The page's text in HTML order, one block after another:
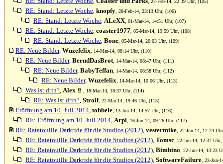
, 27-Feb-14, 22:39 Uhr, (105)
RE: Stand: Letzte Woche, knopfy , 28-Feb-14, 23:13 Uhr, (106)
RE: Stand: Letzte Woche, ALeXX , 01-Mar-14, 14:51 Uhr, (107)
RE: Stand: Letzte Woche, coaster1977 , 05-Mar-14, 19:59 Uhr, (108)
RE: Stand: Letzte Woche, Bone , 05-Mar-14, 20:03 Uhr, (109)
RE: Neue Bilder, Wuzefelix , 14-Mar-14, 08:14 Uhr, (110)
RE: Neue Bilder, BerndDasBrot , 14-Mar-14, 08:47 Uhr, (111)
RE: Neue Bilder, BabyTeffan , 14-Mar-14, 08:58 Uhr, (112)
RE: Neue Bilder, Wuzefelix , 14-Mar-14, 10:06 Uhr, (113)
Was ist drin?, Alex , 18-Mar-14, 18:37 Uhr, (114)
RE: Was ist drin?, Stroif, 22-Mar-14, 19:46 Uhr, (115)
Eröffnung am 10. Juli 2014, tobbele , 13-Jun-14, 14:57 Uhr, (116)
RE: Eröffnung am 10. Juli 2014, Arpi , 16-Jun-14, 09:26 Uhr, (117)
RE: Ratatouille Darkride für die Studios (2012), vestermike , 22-Jun-14, 12:24
RE: Ratatouille Darkride für die Studios (2012), Tomsc , 22-Jun-14, 12:37
RE: Ratatouille Darkride für die Studios (2012), Bimbino , 22-Jun-14, 13:23
RE: Ratatouille Darkride für die Studios (2012), SoftwareFailure , 23-Jun-